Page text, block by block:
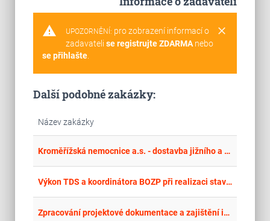
warning clear
UPOZORNĚNÍ: pro zobrazení informací o
zadavateli se registrujte ZDARMAnebo
se přihlašte.
Další podobné zakázky:
Název zakázky
Kroměřížská nemocnice a.s. - dostavba jižního a západního křídla budovy A - projektová dokumentace
Výkon TDS a koordinátora BOZP při realizaci stavby "Rekonstrukce sportovní haly včetně zázemí
Zpracování projektové dokumentace a zajištění inženýrské činnosti – Úpravy autokempu Frenštát pod Radhoštěm